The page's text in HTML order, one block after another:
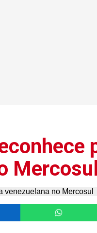
Mercosul